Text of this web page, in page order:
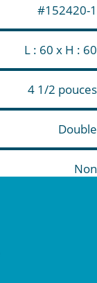
#152420-1
L : 60 x H : 60
4 1/2 pouces
Double
Non